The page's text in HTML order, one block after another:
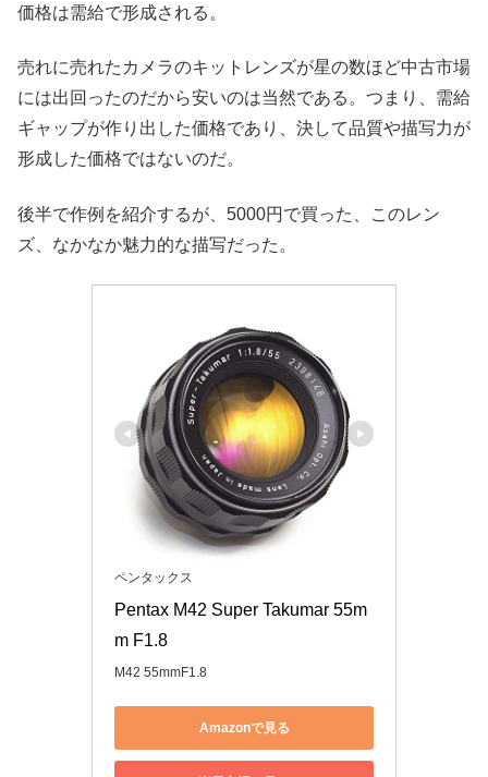
価格は需給で形成される。
売れに売れたカメラのキットレンズが星の数ほど中古市場
には出回ったのだから安いのは当然である。つまり、需給
ギャップが作り出した価格であり、決して品質や描写力が
形成した価格ではないのだ。
後半で作例を紹介するが、5000円で買った、このレン
ズ、なかなか魅力的な描写だった。
ペンタックス
Pentax M42 Super Takumar 55m
m F1.8
M42 55mmF1.8
Amazonで見る